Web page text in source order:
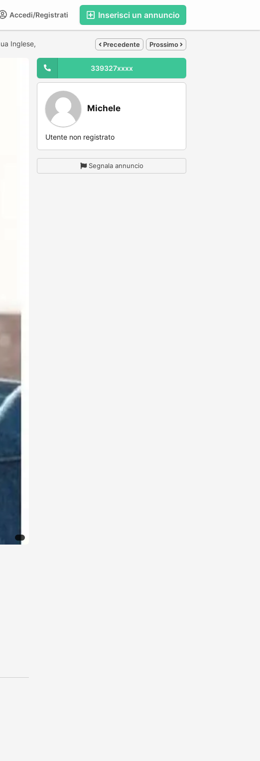
Inserisci un annuncio
Accedi/Registrati
Inglese, Precedente Prossimo
339327xxxx
Michele
Utente non registrato
Segnala annuncio